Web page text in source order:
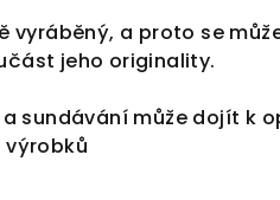
vyráběný, a proto se
jeho originality.
sundávání může dojít k
výrobků